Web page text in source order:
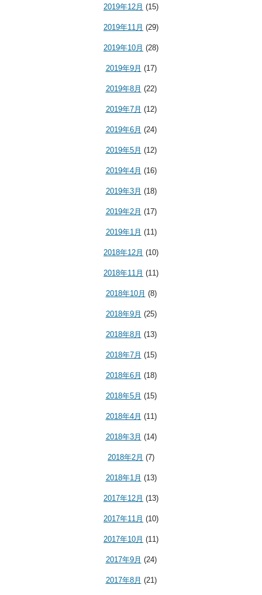
2019年12月 (15)
2019年11月 (29)
2019年10月 (28)
2019年9月 (17)
2019年8月 (22)
2019年7月 (12)
2019年6月 (24)
2019年5月 (12)
2019年4月 (16)
2019年3月 (18)
2019年2月 (17)
2019年1月 (11)
2018年12月 (10)
2018年11月 (11)
2018年10月 (8)
2018年9月 (25)
2018年8月 (13)
2018年7月 (15)
2018年6月 (18)
2018年5月 (15)
2018年4月 (11)
2018年3月 (14)
2018年2月 (7)
2018年1月 (13)
2017年12月 (13)
2017年11月 (10)
2017年10月 (11)
2017年9月 (24)
2017年8月 (21)